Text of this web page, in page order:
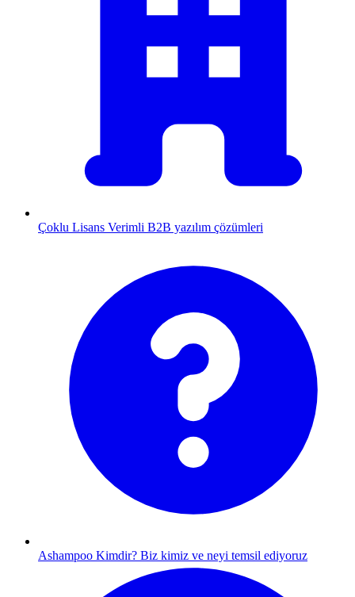
Çoklu Lisans Verimli B2B yazılım çözümleri
Ashampoo Kimdir? Biz kimiz ve neyi temsil ediyoruz